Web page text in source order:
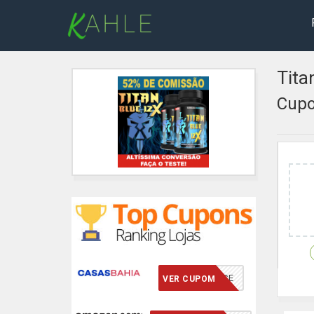
VCMERECE
VER CUPOM